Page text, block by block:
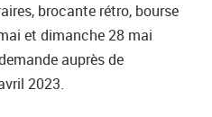
brocante rétro, bourse
et dimanche 28 mai
auprès de
2023.